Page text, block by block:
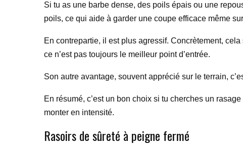
Si tu as une barbe dense, des poils épais ou une
poils, ce qui aide à garder une coupe efficace même
En contrepartie, il est plus agressif. Concrètement,
ce n’est pas toujours le meilleur point d’entrée.
Son autre avantage, souvent apprécié sur le terrain,
En résumé, c’est un bon choix si tu cherches un
monter en intensité.
Rasoirs de sûreté à peigne fermé